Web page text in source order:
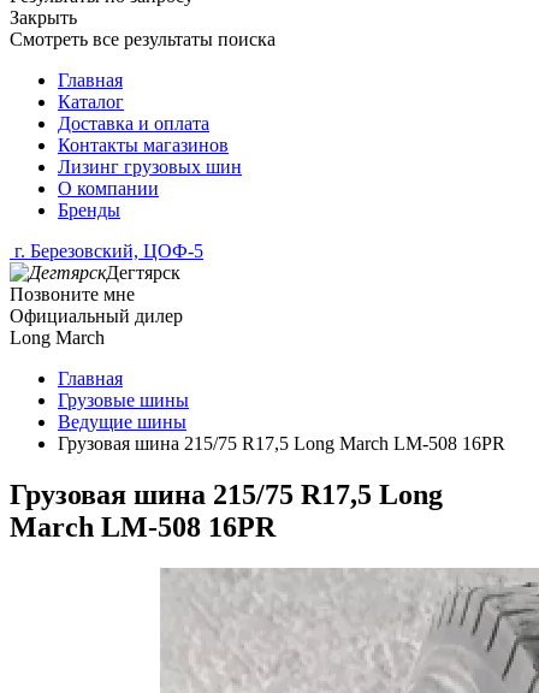
Закрыть
Смотреть все результаты поиска
Главная
Каталог
Доставка и оплата
Контакты магазинов
Лизинг грузовых шин
О компании
Бренды
г. Березовский, ЦОФ-5
Дегтярск
Позвоните мне
Официальный дилер
Long March
Главная
Грузовые шины
Ведущие шины
Грузовая шина 215/75 R17,5 Long March LM-508 16PR
Грузовая шина 215/75 R17,5 Long
March LM-508 16PR